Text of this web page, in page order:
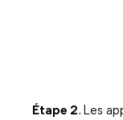
Étape 2. Les